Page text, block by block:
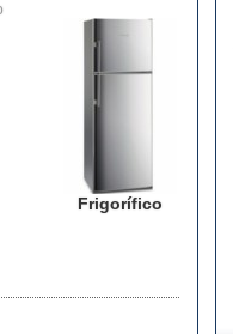
Frigorífico